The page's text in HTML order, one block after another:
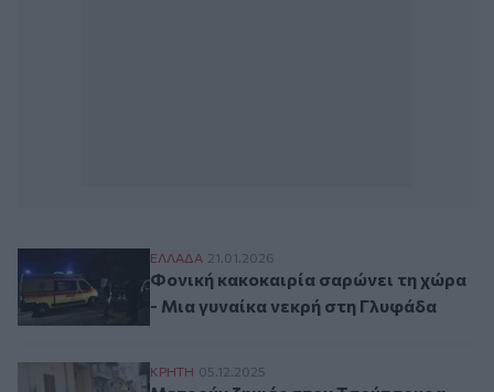
Φονική κακοκαιρία σαρώνει τη χώρα -
ΕΛΛAΔΑ 21.01.2026
Φονική κακοκαιρία σαρώνει τη χώρα
- Μια γυναίκα νεκρή στη Γλυφάδα
Μετρούν ζημιές στον Τσούτσουρα μετά
ΚΡΗΤΗ 05.12.2025